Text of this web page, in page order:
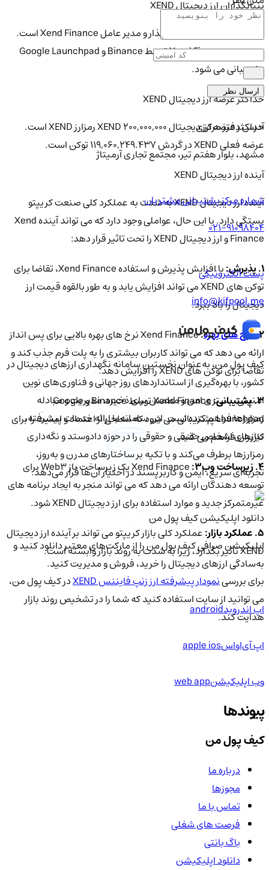
بنیانگذاران ارز دیجیتال XEND
Ugochukwu Aronu بنیانگذار و مدیر عامل Xend Finance است.
همچنین Xend Finance توسط Binance و Google Launchpad
پشتیبانی می شود.
حداکثر عرضه ارز دیجیتال XEND
حداکثر عرضه ارز دیجیتال XEND 200,000,000 رمزارز XEND است.
عرضه فعلی XEND در گردش 119,060,249.437 توکن است.
آینده ارز دیجیتال XEND
آینده ارز دیجیتال XEND به شدت به عملکرد کلی صنعت کریپتو
بستگی دارد. با این حال، عواملی وجود دارد که می تواند آینده Xend
Finance و ارز دیجیتال XEND را تحت تاثیر قرار دهد:
با افزایش پذیرش و استفاده Xend Finance، تقاضا برای
توکن های XEND می تواند افزایش یابد و به طور بالقوه قیمت ارز
دیجیتال را بالا ببرد.
2.نرخ های بهره:
Xend Finance نرخ های بهره بالایی برای پس انداز
ارائه می دهد که می تواند کاربران بیشتری را به پلت فرم جذب کند و
تقاضا برای توکن های XEND را افزایش دهد.
3. پشتیبانی:
Xend Finance توسط Binance و Google
Launchpad پشتیبانی می شود که سطحی از اعتماد و امنیت را برای
کاربران فراهم می کند.
4. زیرساخت وب3:
Xend Finance یک زیرساخت باز Web3 برای
توسعه دهندگان ارائه می دهد که می تواند منجر به ایجاد برنامه های
غیرمتمرکز جدید و موارد استفاده برای ارز دیجیتال XEND شود.
5. عملکرد بازار:
عملکرد کلی بازار کریپتو می تواند بر آینده ارز دیجیتال
XEND تأثیر بگذارد، زیرا به شدت به روند بازار وابسته است.
برای بررسینمودار پیشرفته ارز زنپ فایننس XEND
در کیف پول من،
می توانید از سایت استفاده کنید که شما را در تشخیص روند بازار
هدایت کند.
ارسال نظر
آدرس دفتر مرکزی
مشهد، بلوار هفتم تیر، مجتمع تجاری آرمیتاژ
شماره مرکز پشتیبانی مشتریان
021-91098404
پست الکترونیکی
info@kifpool.me
کیف‌ پول من، به‌عنوان نخستین سامانه نگهداری ارزهای دیجیتال در
کشور، با بهره‌گیری از استانداردهای روز جهانی و فناوری‌های نوین
امنیتی، بستری امن و مطمئن برای ذخیره، مدیریت و مبادله
رمزارزها فراهم کرده است. این سامانه با ارائه خدمات پیشرفته،
نیازهای اشخاص حقیقی و حقوقی را در حوزه دادوستد و نگه‌داری
رمزارزها برطرف می‌کند و با تکیه بر ساختارهای مدرن و به‌روز،
تجربه‌ای سریع، ایمن و کاربرپسند در اختیار آن‌ها قرار می‌دهد.
دانلود اپلیکیشن کیف‌ پول من
اپلیکیشن صرافی کیف پول من را از مارکت‌های معتبر دانلود کنید و
به‌سادگی ارزهای دیجیتال را خرید، فروش و مدیریت کنید.
اپ اندرویدandroid
اپ آی‌او‌اسapple ios
وب اپلیکیشنweb app
پیوندها
کیف پول من
درباره ما
مجوزها
تماس با ما
فرصت های شغلی
باگ بانتی
دانلود اپلیکیشن